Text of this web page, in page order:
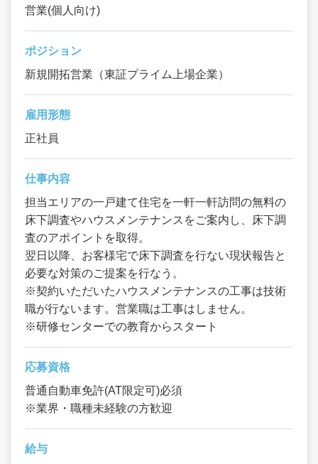
営業(個人向け)
ポジション
新規開拓営業（東証プライム上場企業）
雇用形態
正社員
仕事内容
担当エリアの一戸建て住宅を一軒一軒訪問の無料の
床下調査やハウスメンテナンスをご案内し、床下調
査のアポイントを取得。
翌日以降、お客様宅で床下調査を行ない現状報告と
必要な対策のご提案を行なう。
※契約いただいたハウスメンテナンスの工事は技術
職が行ないます。営業職は工事はしません。
※研修センターでの教育からスタート
応募資格
普通自動車免許(AT限定可)必須
※業界・職種未経験の方歓迎
給与